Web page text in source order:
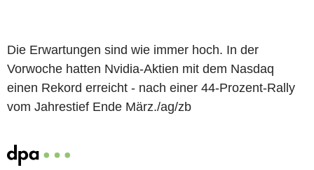
Die Erwartungen sind wie immer hoch. In der
Vorwoche hatten Nvidia-Aktien mit dem Nasdaq
einen Rekord erreicht - nach einer 44-Prozent-Rally
vom Jahrestief Ende März./ag/zb